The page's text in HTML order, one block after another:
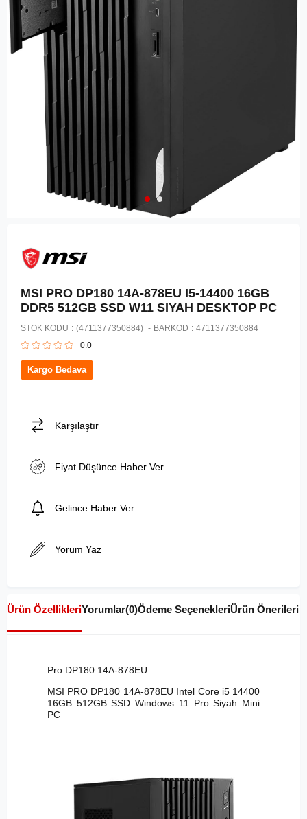
MSI PRO DP180 14A-878EU I5-14400 16GB
DDR5 512GB SSD W11 SIYAH DESKTOP PC
STOK KODU (4711377350884) BARKOD : 4711377350884
0.0
Kargo Bedava
Karşılaştır
Fiyat Düşünce Haber Ver
Gelince Haber Ver
Yorum Yaz
Ürün ÖzellikleriYorumlar(0)Ödeme SeçenekleriÜrün Önerileri
Pro DP180 14A-878EU
MSI PRO DP180 14A-878EU Intel Core i5 14400
16GB 512GB SSD Windows 11 Pro Siyah Mini
PC